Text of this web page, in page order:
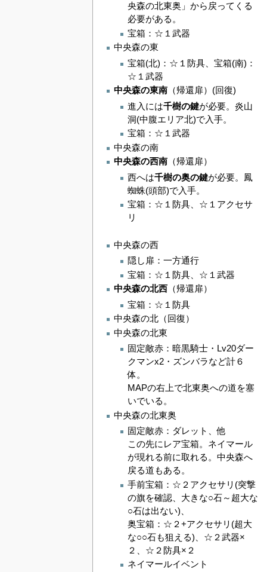
央森の北東奥」から戻ってくる
必要がある。
宝箱：☆１武器
中央森の東
宝箱(北)：☆１防具、宝箱(南)：
☆１武器
中央森の東南 （帰還扉）(回復)
進入には千樹の鍵が必要。炎山
洞(中腹エリア北)で入手。
宝箱：☆１武器
中央森の南
中央森の西南 （帰還扉）
西へは千樹の奥の鍵が必要。鳳
蜘蛛(頭部)で入手。
宝箱：☆１防具、☆１アクセサ
リ
中央森の西
隠し扉：一方通行
宝箱：☆１防具、☆１武器
中央森の北西 （帰還扉）
宝箱：☆１防具
中央森の北（回復）
中央森の北東
固定敵赤：暗黒騎士・Lv20ダー
クマンx2・ズンバラなど計６
体。
MAPの右上で北東奥への道を塞
いでいる。
中央森の北東奥
固定敵赤：ダレット、他
この先にレア宝箱。ネイマール
が現れる前に取れる。中央森へ
戻る道もある。
手前宝箱：☆２アクセサリ(突撃
の旗を確認、大きな○石～超大な
○石は出ない)、
奥宝箱：☆２+アクセサリ(超大
な○○石も狙える)、☆２武器×
２、☆２防具×２
ネイマールイベント